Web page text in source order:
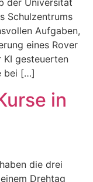
der Universität
Schulzentrums
Aufgaben,
eines Rover
KI gesteuerten
bei […]
in
die drei
Drehtag